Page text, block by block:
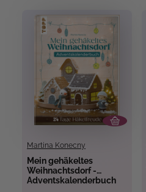
Martina Konecny
Mein gehäkeltes
Weihnachtsdorf -
Adventskalenderbuch